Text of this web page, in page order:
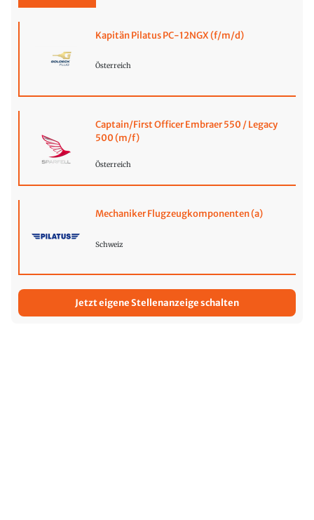
Kapitän Pilatus PC-12NGX (f/m/d)
Österreich
Captain/First Officer Embraer 550 / Legacy
500 (m/f)
Österreich
Mechaniker Flugzeugkomponenten (a)
Schweiz
Jetzt eigene Stellenanzeige schalten